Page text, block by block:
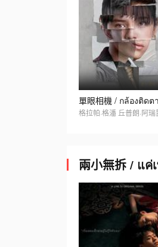
單眼相機 / กล้องติดต
格拉帕·格潘 丘普朗·阿瑞
兩小無拆 / แค่